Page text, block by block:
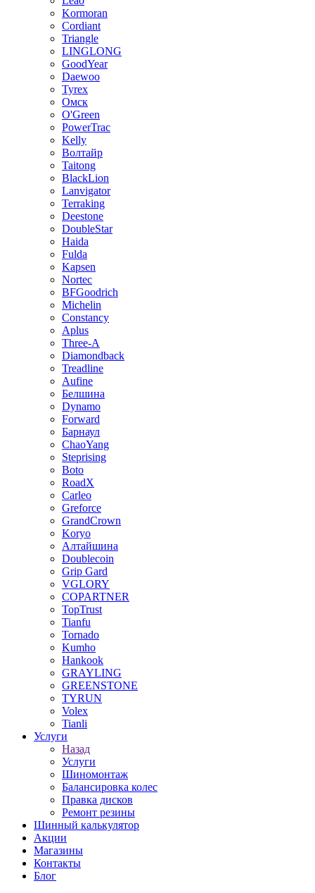
Kormoran
Cordiant
Triangle
LINGLONG
GoodYear
Daewoo
Tyrex
Омск
O'Green
PowerTrac
Kelly
Волтайр
Taitong
BlackLion
Lanvigator
Terraking
Deestone
DoubleStar
Haida
Fulda
Kapsen
Nortec
BFGoodrich
Michelin
Constancy
Aplus
Three-A
Diamondback
Treadline
Aufine
Белшина
Dynamo
Forward
Барнаул
ChaoYang
Steprising
Boto
RoadX
Carleo
Greforce
GrandCrown
Koryo
Алтайшина
Doublecoin
Grip Gard
VGLORY
COPARTNER
TopTrust
Tianfu
Tornado
Kumho
Hankook
GRAYLING
GREENSTONE
TYRUN
Volex
Tianli
Услуги
Назад
Услуги
Шиномонтаж
Балансировка колес
Правка дисков
Ремонт резины
Шинный калькулятор
Акции
Магазины
Контакты
Блог